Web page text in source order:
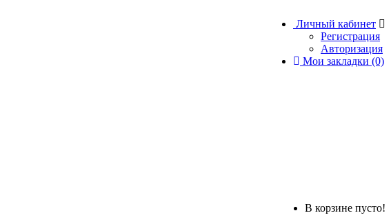
Личный кабинет
Регистрация
Авторизация
Мои закладки (0)
В корзине пусто!